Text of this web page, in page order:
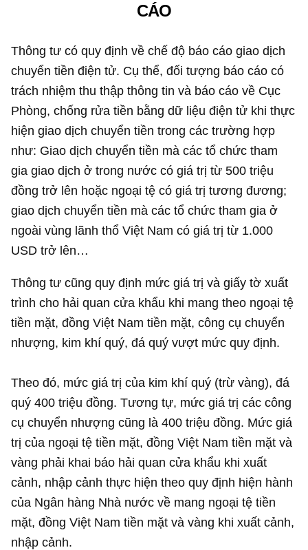
CÁO
Thông tư có quy định về chế độ báo cáo giao dịch
chuyển tiền điện tử. Cụ thể, đối tượng báo cáo có
trách nhiệm thu thập thông tin và báo cáo về Cục
Phòng, chống rửa tiền bằng dữ liệu điện tử khi thực
hiện giao dịch chuyển tiền trong các trường hợp
như: Giao dịch chuyển tiền mà các tổ chức tham
gia giao dịch ở trong nước có giá trị từ 500 triệu
đồng trở lên hoặc ngoại tệ có giá trị tương đương;
giao dịch chuyển tiền mà các tổ chức tham gia ở
ngoài vùng lãnh thổ Việt Nam có giá trị từ 1.000
USD trở lên…
Thông tư cũng quy định mức giá trị và giấy tờ xuất
trình cho hải quan cửa khẩu khi mang theo ngoại tệ
tiền mặt, đồng Việt Nam tiền mặt, công cụ chuyển
nhượng, kim khí quý, đá quý vượt mức quy định.
Theo đó, mức giá trị của kim khí quý (trừ vàng), đá
quý 400 triệu đồng. Tương tự, mức giá trị các công
cụ chuyển nhượng cũng là 400 triệu đồng. Mức giá
trị của ngoại tệ tiền mặt, đồng Việt Nam tiền mặt và
vàng phải khai báo hải quan cửa khẩu khi xuất
cảnh, nhập cảnh thực hiện theo quy định hiện hành
của Ngân hàng Nhà nước về mang ngoại tệ tiền
mặt, đồng Việt Nam tiền mặt và vàng khi xuất cảnh,
nhập cảnh.